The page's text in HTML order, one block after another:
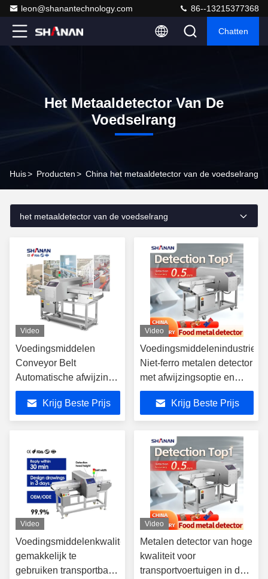
leon@shanantechnology.com 86--13215377368
Chatten
Het Metaaldetector Van De
Voedselrang
Huis> Producten> China het metaaldetector van de voedselrang
het metaaldetector van de voedselrang
Video
Voedingsmiddelen
Conveyor Belt
Automatische afwijzing
Metalen detector
machine met CE
Krijg Beste Prijs
Video
Voedingsmiddelenindustrie
Niet-ferro metalen detector
met afwijzingsoptie en
hoge gevoeligheid
Krijg Beste Prijs
Video
Voedingsmiddelenkwaliteit
gemakkelijk te
gebruiken transportband
Video
Metalen detector van hoge
kwaliteit voor
transportvoertuigen in de